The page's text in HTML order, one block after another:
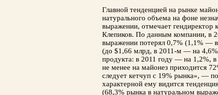
Главной тенденцией на рынке
натурального объема на фоне
выражении, отмечает гендиректор
Клепиков. По данным компании, в
выражении потерял 0,7% (1,1% —
(до $1,66 млрд, в 2011-м — на
продукта: в 2011 году — на 1,2%,
не менее на майонез приходится
следует кетчуп с 19% рынка», —
характерной ему видится
(68,3% рынка в натуральном